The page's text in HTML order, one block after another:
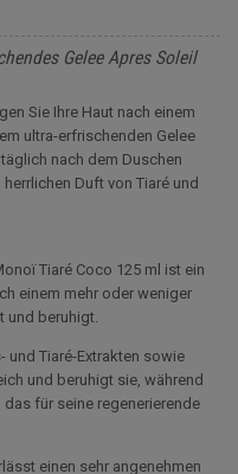
Gelee Apres Soleil
Sie Ihre Haut nach einem
ultra-erfrischenden Gelee
nach dem Duschen
Duft von Tiaré und
Tiaré Coco 125 ml ist ein
einem mehr oder weniger
und beruhigt.
und Tiaré-Extrakten sowie
und beruhigt sie, während
das für seine regenerierende
einen sehr angenehmen